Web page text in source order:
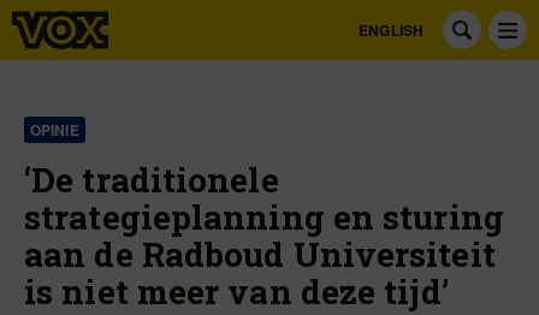
ENGLISH
OPINIE
‘De traditionele
strategieplanning en sturing
aan de Radboud Universiteit
is niet meer van deze tijd’